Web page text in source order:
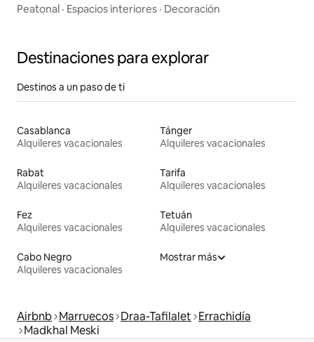
Peatonal · Espacios interiores · Decoración
Destinaciones para explorar
Destinos a un paso de ti
Casablanca
Alquileres vacacionales
Tánger
Alquileres vacacionales
Rabat
Alquileres vacacionales
Tarifa
Alquileres vacacionales
Fez
Alquileres vacacionales
Tetuán
Alquileres vacacionales
Cabo Negro
Alquileres vacacionales
Mostrar más
Airbnb Marruecos Draa-Tafilalet Errachidía
Madkhal Meski